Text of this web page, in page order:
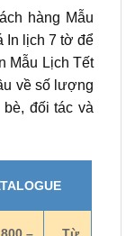
hàng Mẫu
In lịch 7 tờ để
Mẫu Lịch Tết
về số lượng
đối tác và
800 – Từ